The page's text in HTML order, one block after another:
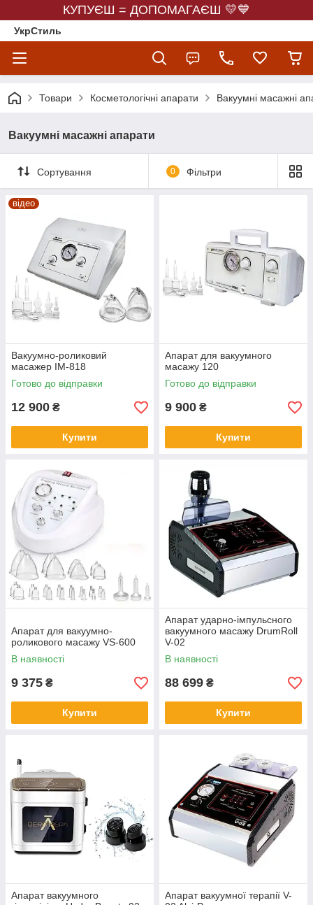
КУПУЄШ = ДОПОМАГАЄШ 💛💙
УкрСтиль
Товари Косметологічні апарати Вакуумні масажні
Вакуумні масажні апарати
Сортування 0 Фільтри
відео
Вакуумно-роликовий
масажер IM-818
Готово до відправки
12 900 ₴
Купити
Апарат для вакуумного
масажу 120
Готово до відправки
9 900 ₴
Купити
Апарат для вакуумно-
роликового масажу VS-600
В наявності
9 375 ₴
Купити
Апарат ударно-імпульсного
вакуумного масажу DrumRoll
V-02
В наявності
88 699 ₴
Купити
Апарат вакуумного
Апарат вакуумної терапії V-